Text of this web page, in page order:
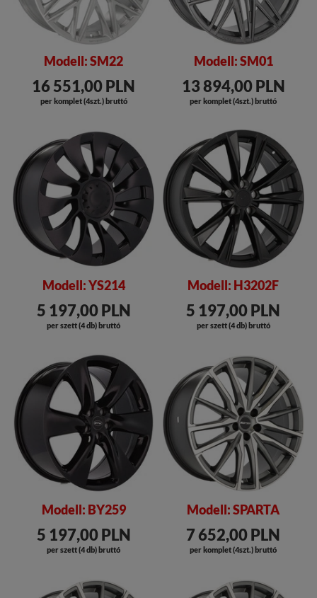
Modell: SM22
16 551,00 PLN
per komplet (4szt.) bruttó
Modell: SM01
13 894,00 PLN
per komplet (4szt.) bruttó
Modell: YS214
5 197,00 PLN
per szett (4 db) bruttó
Modell: H3202F
5 197,00 PLN
per szett (4 db) bruttó
Modell: BY259
5 197,00 PLN
per szett (4 db) bruttó
Modell: SPARTA
7 652,00 PLN
per komplet (4szt.) bruttó